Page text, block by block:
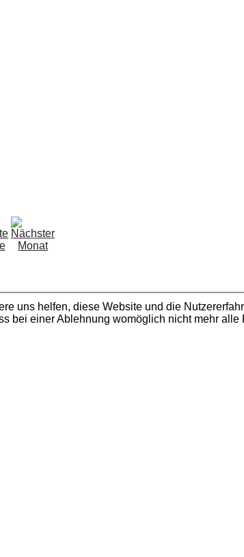
uns helfen, diese Website und die
bei einer Ablehnung womöglich nicht mehr